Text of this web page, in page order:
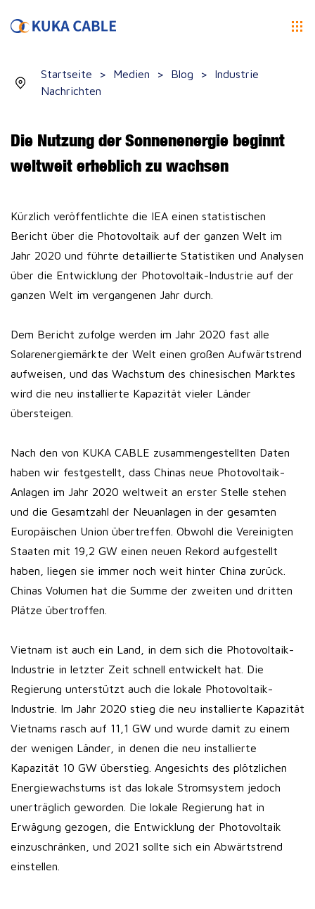
Startseite > Medien > Blog > Industrie
Nachrichten
Die Nutzung der Sonnenenergie beginnt
weltweit erheblich zu wachsen
Kürzlich veröffentlichte die IEA einen statistischen
Bericht über die Photovoltaik auf der ganzen Welt im
Jahr 2020 und führte detaillierte Statistiken und Analysen
über die Entwicklung der Photovoltaik-Industrie auf der
ganzen Welt im vergangenen Jahr durch.
Dem Bericht zufolge werden im Jahr 2020 fast alle
Solarenergiemärkte der Welt einen großen Aufwärtstrend
aufweisen, und das Wachstum des chinesischen Marktes
wird die neu installierte Kapazität vieler Länder
übersteigen.
Nach den von KUKA CABLE zusammengestellten Daten
haben wir festgestellt, dass Chinas neue Photovoltaik-
Anlagen im Jahr 2020 weltweit an erster Stelle stehen
und die Gesamtzahl der Neuanlagen in der gesamten
Europäischen Union übertreffen. Obwohl die Vereinigten
Staaten mit 19,2 GW einen neuen Rekord aufgestellt
haben, liegen sie immer noch weit hinter China zurück.
Chinas Volumen hat die Summe der zweiten und dritten
Plätze übertroffen.
Vietnam ist auch ein Land, in dem sich die Photovoltaik-
Industrie in letzter Zeit schnell entwickelt hat. Die
Regierung unterstützt auch die lokale Photovoltaik-
Industrie. Im Jahr 2020 stieg die neu installierte Kapazität
Vietnams rasch auf 11,1 GW und wurde damit zu einem
der wenigen Länder, in denen die neu installierte
Kapazität 10 GW überstieg. Angesichts des plötzlichen
Energiewachstums ist das lokale Stromsystem jedoch
unerträglich geworden. Die lokale Regierung hat in
Erwägung gezogen, die Entwicklung der Photovoltaik
einzuschränken, und 2021 sollte sich ein Abwärtstrend
einstellen.